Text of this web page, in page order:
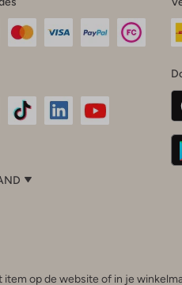
(Nederlands)
op de website of in je